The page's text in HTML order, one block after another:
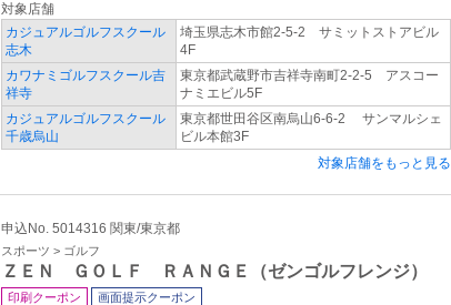
対象店舗
カジュアルゴルフスクール
志木
埼玉県志木市館2-5-2 サミットストアビル
4F
カワナミゴルフスクール吉
祥寺
東京都武蔵野市吉祥寺南町2-2-5 アスコー
ナミエビル5F
カジュアルゴルフスクール
千歳烏山
東京都世田谷区南烏山6-6-2 サンマルシェ
ビル本館3F
対象店舗をもっと見る
申込No. 5014316 関東/東京都
スポーツ > ゴルフ
ＺＥＮ ＧＯＬＦ ＲＡＮＧＥ（ゼンゴルフレンジ）
印刷クーポン 画面提示クーポン